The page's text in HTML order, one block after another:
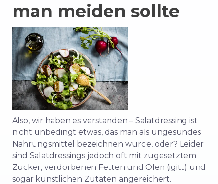
man meiden sollte
Also, wir haben es verstanden – Salatdressing ist
nicht unbedingt etwas, das man als ungesundes
Nahrungsmittel bezeichnen würde, oder? Leider
sind Salatdressings jedoch oft mit zugesetztem
Zucker, verdorbenen Fetten und Ölen (igitt) und
sogar künstlichen Zutaten angereichert.